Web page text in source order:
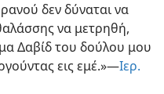
δεν δύναται να
να μετρηθή,
Δαβίδ του δούλου μου
εις εμέ.»—Ιερ.